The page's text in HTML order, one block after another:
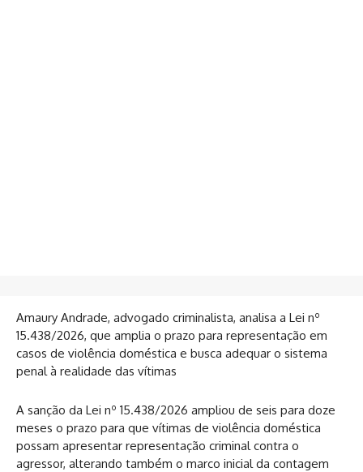
Amaury Andrade, advogado criminalista, analisa a Lei nº
15.438/2026, que amplia o prazo para representação em
casos de violência doméstica e busca adequar o sistema
penal à realidade das vítimas
A sanção da Lei nº 15.438/2026 ampliou de seis para doze
meses o prazo para que vítimas de violência doméstica
possam apresentar representação criminal contra o
agressor, alterando também o marco inicial da contagem